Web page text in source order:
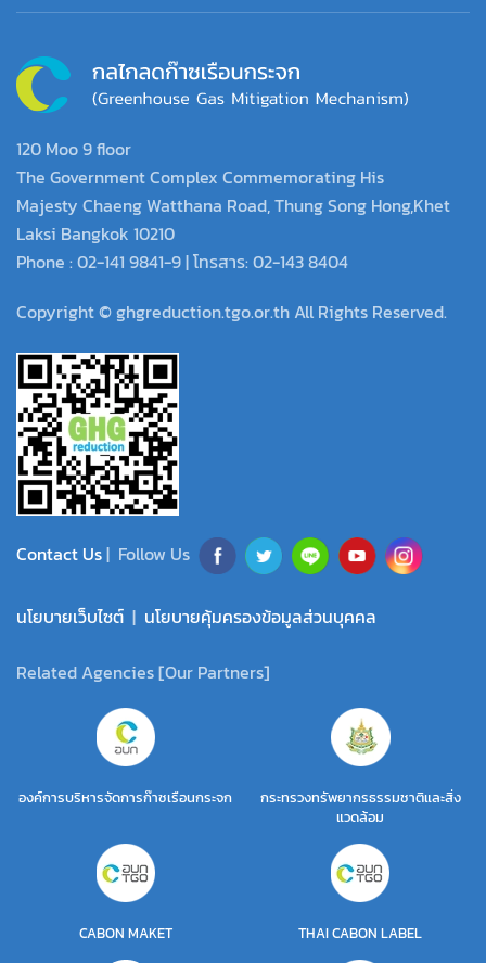
120 Moo 9 floor
The Government Complex Commemorating His
Majesty Chaeng Watthana Road, Thung Song Hong,Khet
Laksi Bangkok 10210
Phone : 02-141 9841-9 | โทรสาร: 02-143 8404
Copyright © ghgreduction.tgo.or.th All Rights Reserved.
Contact Us| Follow Us
นโยบายเว็บไซต์ | นโยบายคุ้มครองข้อมูลส่วนบุคคล
Related Agencies [Our Partners]
องค์การบริหารจัดการก๊าซเรือนกระจก
กระทรวงทรัพยากรธรรมชาติและสิ่ง
แวดล้อม
CABON MAKET THAI CABON LABEL